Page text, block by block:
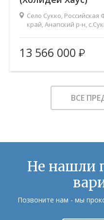
Село Сукко,
край, Анапский р-н,
Площадь (общ/жил/кух), м2:
Количество комнат:
Этаж:
В ИЗБРАННОЕ
13 566 000
ВСЕ
Не нашли
Позвоните нам - мы